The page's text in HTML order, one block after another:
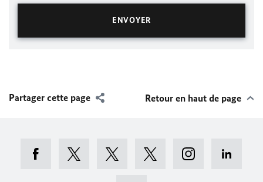
Partager cette page Retour en haut de page